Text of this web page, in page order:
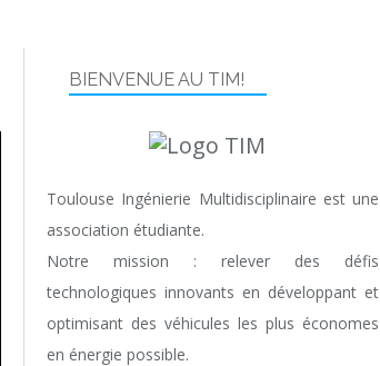
BIENVENUE AU TIM!
Toulouse Ingénierie Multidisciplinaire est une
association étudiante.
Notre mission : relever des défis
technologiques innovants en développant et
optimisant des véhicules les plus économes
en énergie possible.